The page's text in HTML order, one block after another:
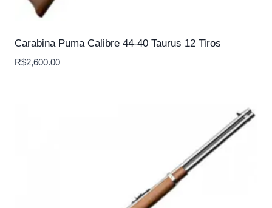
Carabina Puma Calibre 44-40 Taurus 12 Tiros
R$2,600.00